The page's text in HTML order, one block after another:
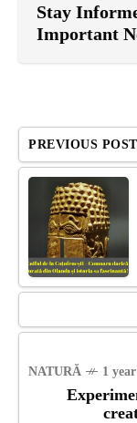
Stay
Important
PREVIOUS POST
NATURĂ 1